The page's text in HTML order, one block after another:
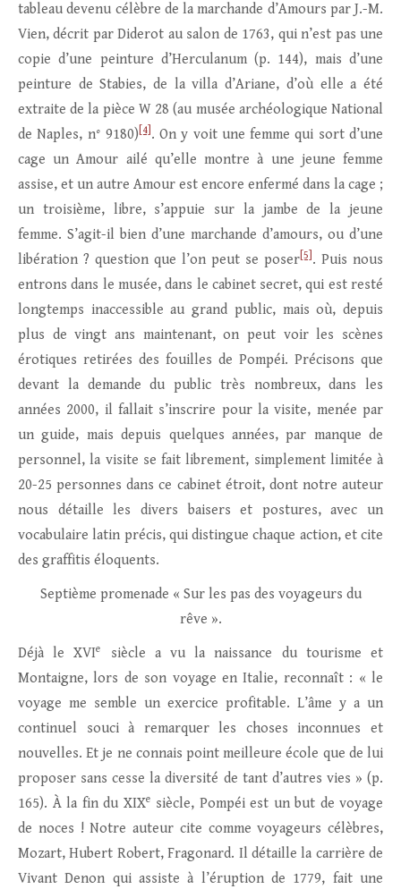
tableau devenu célèbre de la marchande d’Amours par J.-M.
Vien, décrit par Diderot au salon de 1763, qui n’est pas une
copie d’une peinture d’Herculanum (p. 144), mais d’une
peinture de Stabies, de la villa d’Ariane, d’où elle a été
extraite de la pièce W 28 (au musée archéologique National
de Naples, n° 9180) [4] . On y voit une femme qui sort d’une
cage un Amour ailé qu’elle montre à une jeune femme
assise, et un autre Amour est encore enfermé dans la cage ;
un troisième, libre, s’appuie sur la jambe de la jeune
femme. S’agit-il bien d’une marchande d’amours, ou d’une
libération ? question que l’on peut se poser [5] . Puis nous
entrons dans le musée, dans le cabinet secret, qui est resté
longtemps inaccessible au grand public, mais où, depuis
plus de vingt ans maintenant, on peut voir les scènes
érotiques retirées des fouilles de Pompéi. Précisons que
devant la demande du public très nombreux, dans les
années 2000, il fallait s’inscrire pour la visite, menée par
un guide, mais depuis quelques années, par manque de
personnel, la visite se fait librement, simplement limitée à
20-25 personnes dans ce cabinet étroit, dont notre auteur
nous détaille les divers baisers et postures, avec un
vocabulaire latin précis, qui distingue chaque action, et cite
des graffitis éloquents.
Septième promenade « Sur les pas des voyageurs du
rêve ».
Déjà le XVIe
siècle a vu la naissance du tourisme et
Montaigne, lors de son voyage en Italie, reconnaît : « le
voyage me semble un exercice profitable. L’âme y a un
continuel souci à remarquer les choses inconnues et
nouvelles. Et je ne connais point meilleure école que de lui
proposer sans cesse la diversité de tant d’autres vies » (p.
165). À la fin du XIXe siècle, Pompéi est un but de voyage
de noces ! Notre auteur cite comme voyageurs célèbres,
Mozart, Hubert Robert, Fragonard. Il détaille la carrière de
Vivant Denon qui assiste à l’éruption de 1779, fait une